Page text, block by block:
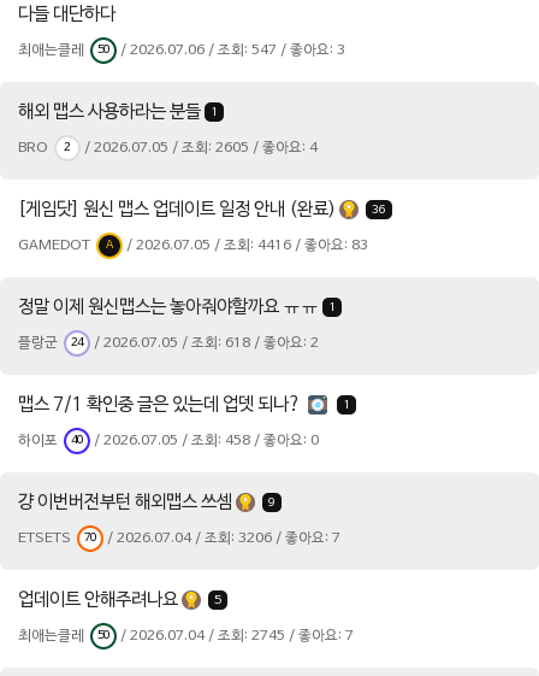
다들 대단하다
최애는클레 50 / 2026.07.06 / 조회: 547 / 좋아요: 3
해외 맵스 사용하라는 분들 1
BRO 2 / 2026.07.05 / 조회: 2605 / 좋아요: 4
[게임닷] 원신 맵스 업데이트 일정 안내 (완료) 36
GAMEDOT A / 2026.07.05 / 조회: 4416 / 좋아요: 83
정말 이제 원신맵스는 놓아줘야할까요 ㅠㅠ 1
플랑군 24 / 2026.07.05 / 조회: 618 / 좋아요: 2
맵스 7/1 확인중 글은 있는데 업뎃 되나? 1
하이포 40 / 2026.07.05 / 조회: 458 / 좋아요: 0
걍 이번버전부턴 해외맵스 쓰셈 9
ETSETS 70 / 2026.07.04 / 조회: 3206 / 좋아요: 7
업데이트 안해주려나요 5
최애는클레 50 / 2026.07.04 / 조회: 2745 / 좋아요: 7